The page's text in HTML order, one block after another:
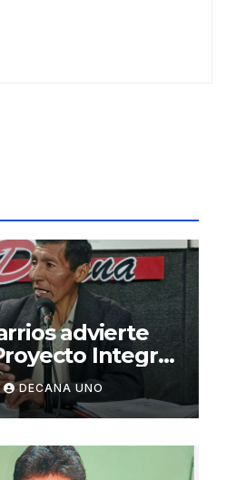
advierte
Integral
para
DECANA UNO